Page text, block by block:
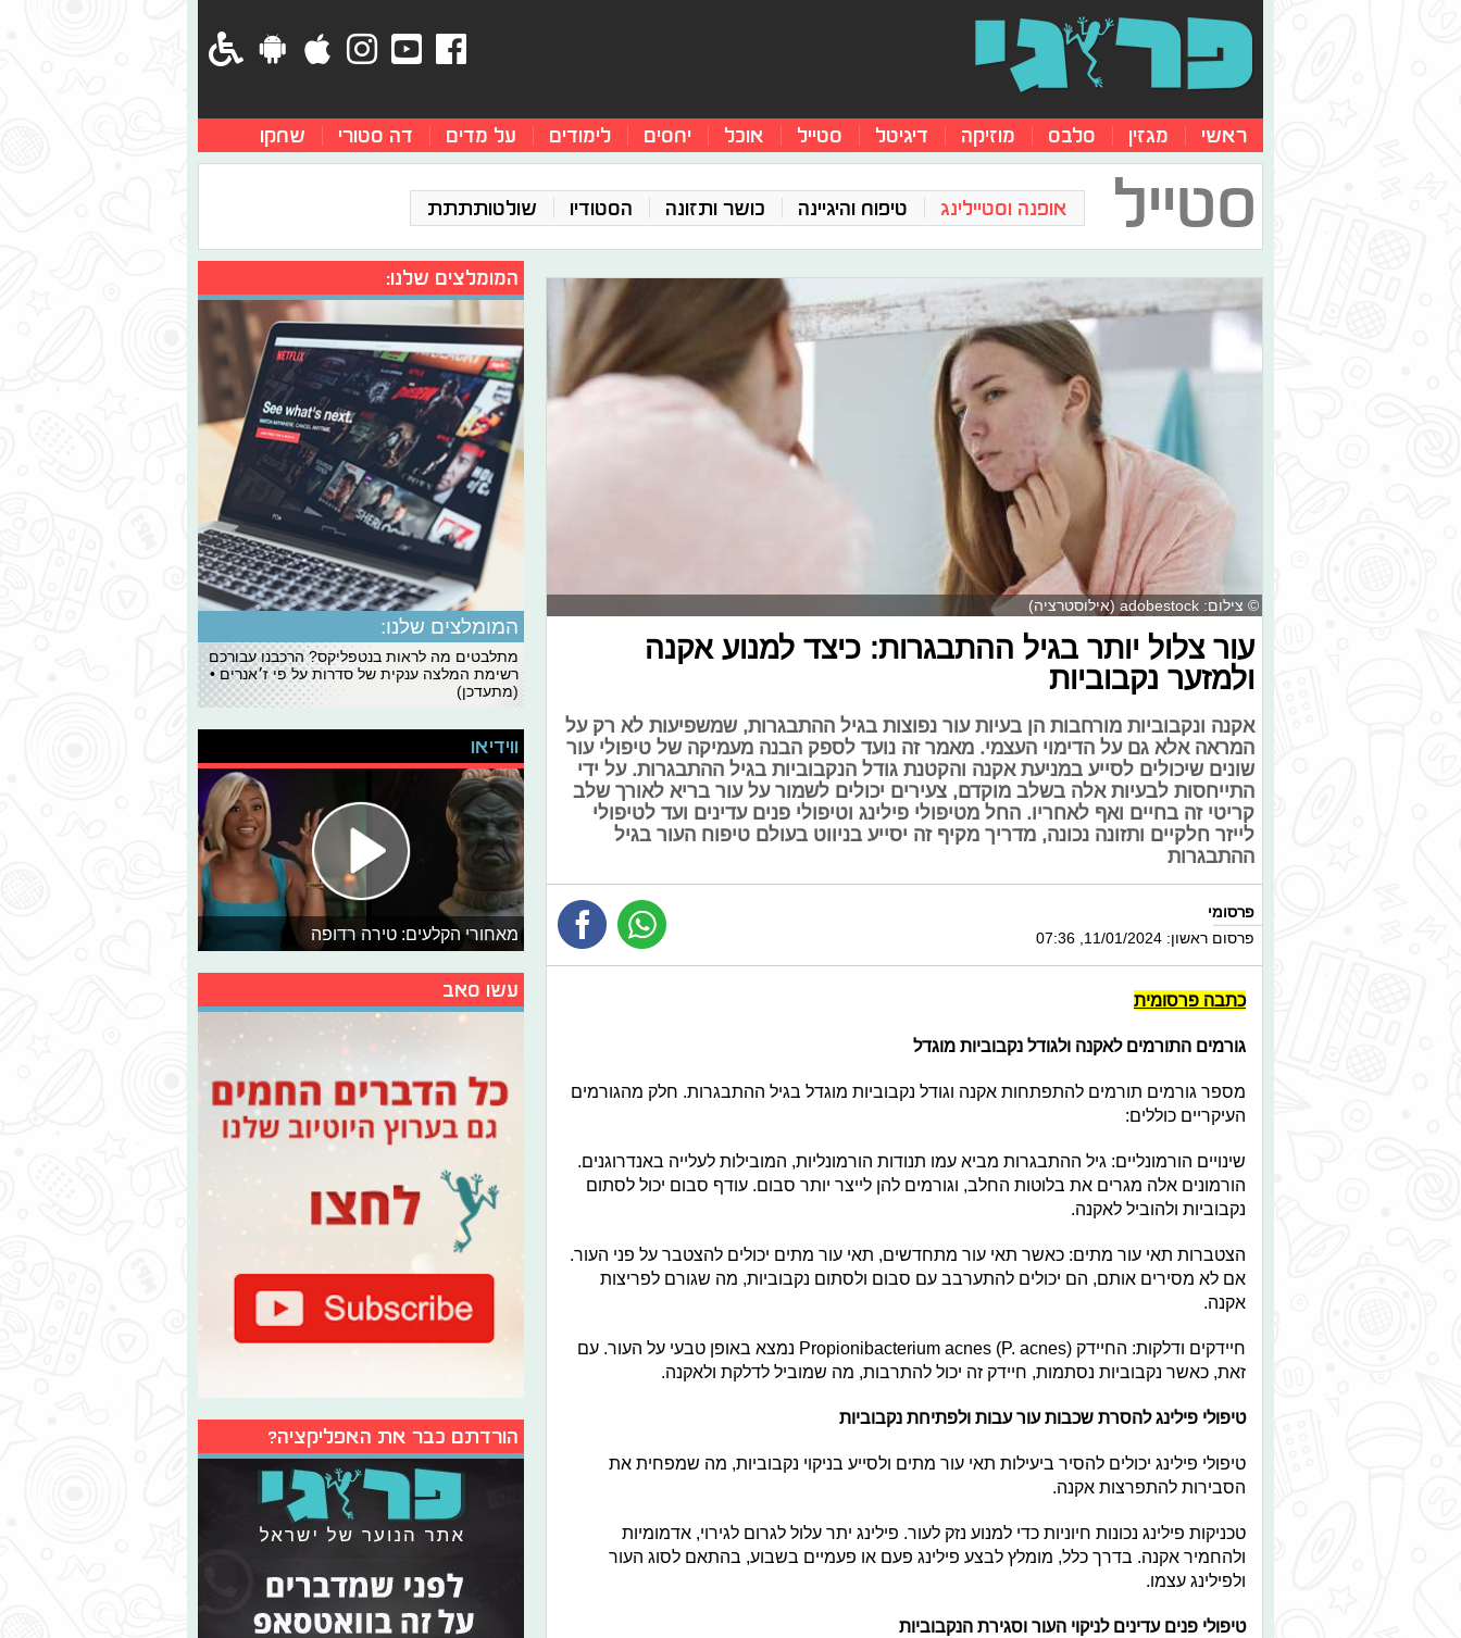
ראשי מגזין סלבס מוזיקה דיגיטל סטייל אוכל יחסים לימודים על מדים דה סטורי שחקו
סטייל אופנה וסטיילינג טיפוח והיגיינה כושר ותזונה הסטודיו שולטותתתת
© צילום: adobestock (אילוסטרציה)
עור צלול יותר בגיל ההתבגרות: כיצד למנוע אקנה
ולמזער נקבוביות
אקנה ונקבוביות מורחבות הן בעיות עור נפוצות בגיל ההתבגרות, שמשפיעות לא רק על
המראה אלא גם על הדימוי העצמי. מאמר זה נועד לספק הבנה מעמיקה של טיפולי עור
שונים שיכולים לסייע במניעת אקנה והקטנת גודל הנקבוביות בגיל ההתבגרות. על ידי
התייחסות לבעיות אלה בשלב מוקדם, צעירים יכולים לשמור על עור בריא לאורך שלב
קריטי זה בחיים ואף לאחריו. החל מטיפולי פילינג וטיפולי פנים עדינים ועד לטיפולי
לייזר חלקיים ותזונה נכונה, מדריך מקיף זה יסייע בניווט בעולם טיפוח העור בגיל
ההתבגרות
פרסומי
פרסום ראשון: 11/01/2024, 07:36
כתבה פרסומית
גורמים התורמים לאקנה ולגודל נקבוביות מוגדל
מספר גורמים תורמים להתפתחות אקנה וגודל נקבוביות מוגדל בגיל ההתבגרות. חלק מהגורמים
העיקריים כוללים:
שינויים הורמונליים: גיל ההתבגרות מביא עמו תנודות הורמונליות, המובילות לעלייה באנדרוגנים.
הורמונים אלה מגרים את בלוטות החלב, וגורמים להן לייצר יותר סבום. עודף סבום יכול לסתום
נקבוביות ולהוביל לאקנה.
הצטברות תאי עור מתים: כאשר תאי עור מתחדשים, תאי עור מתים יכולים להצטבר על פני העור.
אם לא מסירים אותם, הם יכולים להתערבב עם סבום ולסתום נקבוביות, מה שגורם לפריצות
אקנה.
חיידקים ודלקות: החיידק Propionibacterium acnes (P. acnes) נמצא באופן טבעי על העור. עם
זאת, כאשר נקבוביות נסתמות, חיידק זה יכול להתרבות, מה שמוביל לדלקת ולאקנה.
טיפולי פילינג להסרת שכבות עור עבות ולפתיחת נקבוביות
טיפולי פילינג יכולים להסיר ביעילות תאי עור מתים ולסייע בניקוי נקבוביות, מה שמפחית את
הסבירות להתפרצות אקנה.
טכניקות פילינג נכונות חיוניות כדי למנוע נזק לעור. פילינג יתר עלול לגרום לגירוי, אדמומיות
ולהחמיר אקנה. בדרך כלל, מומלץ לבצע פילינג פעם או פעמיים בשבוע, בהתאם לסוג העור
ולפילינג עצמו.
טיפולי פנים עדינים לניקוי העור וסגירת הנקבוביות
המומלצים שלנו:
המומלצים שלנו:
מתלבטים מה לראות בנטפליקס? הרכבנו עבורכם
רשימת המלצה ענקית של סדרות על פי ז׳אנרים •
(מתעדכן)
ווידיאו
מאחורי הקלעים: טירה רדופה
עשו סאב
הורדתם כבר את האפליקציה?